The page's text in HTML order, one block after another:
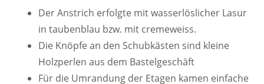
Der Anstrich erfolgte mit wasserlöslicher Lasur
in taubenblau bzw. mit cremeweiss.
Die Knöpfe an den Schubkästen sind kleine
Holzperlen aus dem Bastelgeschäft
Für die Umrandung der Etagen kamen einfache